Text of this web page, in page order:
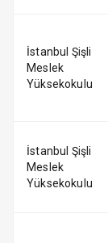
İstanbul Şişli
Meslek
Yüksekokulu
İstanbul Şişli
Meslek
Yüksekokulu